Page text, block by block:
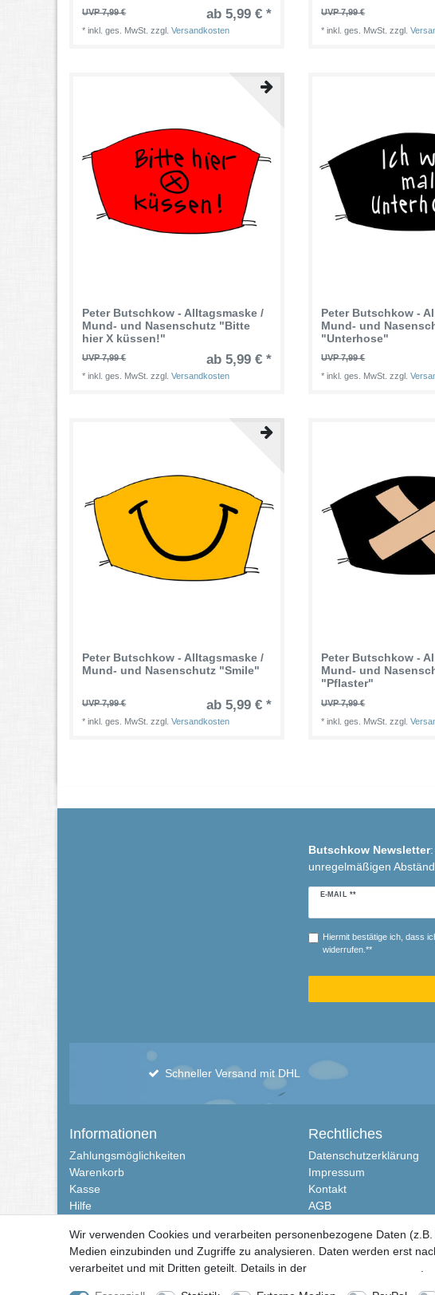
UVP 7,99 € ab 5,99 € *
*inkl. ges. MwSt. zzgl.Versandkosten
UVP 7,99 €
*inkl. ges. MwSt. zzgl.
Peter Butschkow - Alltagsmaske /
Mund- und Nasenschutz "Bitte
hier X küssen!"
UVP 7,99 € ab 5,99 € *
*inkl. ges. MwSt. zzgl.Versandkosten
Peter Butschkow -
Mund- und
"Unterhose"
UVP 7,99 €
*inkl. ges. MwSt. zzgl.
Peter Butschkow - Alltagsmaske /
Mund- und Nasenschutz "Smile"
UVP 7,99 € ab 5,99 € *
*inkl. ges. MwSt. zzgl.Versandkosten
Peter Butschkow -
Mund- und
"Pflaster"
UVP 7,99 €
*inkl. ges. MwSt. zzgl.
Butschkow Newsletter
unregelmäßigen
E-MAIL **
Newsletter
Hiermit bestätige ich, dass
widerrufen.**
Schneller Versand mit DHL
Informationen
Zahlungsmöglichkeiten
Warenkorb
Kasse
Hilfe
Rechtliches
Datenschutzerklärung
Impressum
Kontakt
AGB
Vertrag widerrufen
Wir verwenden Cookies und verarbeiten personenbezogene Daten
Medien einzubinden und Zugriffe zu analysieren. Daten werden erst
verarbeitet und mit Dritten geteilt. Details in der